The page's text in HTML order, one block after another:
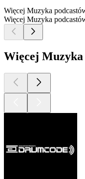
Więcej Muzyka
Więcej Muzyka
Więcej Muzyka